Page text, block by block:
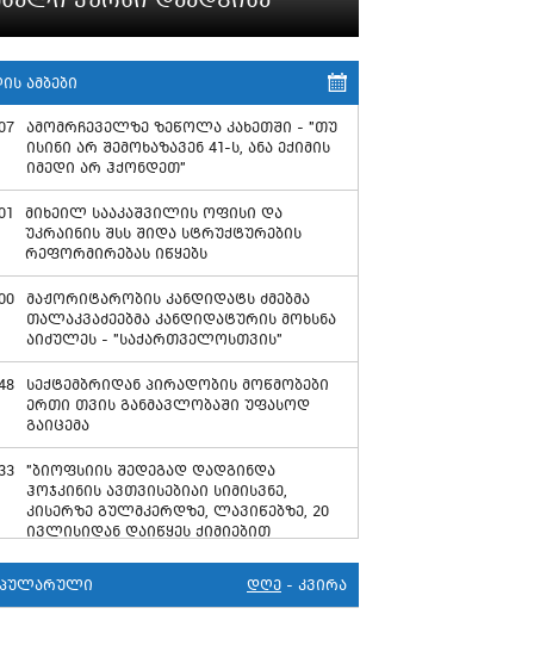
ამბები
ამომრჩეველზე ზეწოლა კახეთში - "თუ
ისინი არ შემოხაზავენ 41-ს, ანა ექიმის
იმედი არ ჰქონდეთ"
მიხეილ სააკაშვილის ოფისი და
უკრაინის შსს შიდა სტრუქტურების
რეფორმირებას იწყებს
მაჟორიტარობის კანდიდატს ძმებმა
თალაკვაძეებმა კანდიდატურის მოხსნა
აიძულეს - "საქართველოსთვის"
სექტემბრიდან პირადობის მოწმობები
ერთი თვის განმავლობაში უფასოდ
გაიცემა
"ბიოფსიის შედეგად დადგინდა
ჰოჯკინის ავთვისებიაი სიმისვნე,
კისერზე გულმკერდზე, ლავიწებზე, 20
ივლისიდან დაიწყეს ქიმიებით
დღე - კვირა